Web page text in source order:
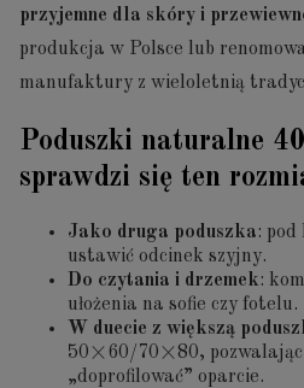
przyjemne dla skóry i
produkcja w Polsce lub
manufaktury z wieloletnią
Poduszki naturalne
sprawdzi się ten
Jako druga poduszka:
ustawić odcinek szyjny.
Do czytania i drzemek:
ułożenia na sofie czy fotelu.
W duecie z większą
50×60/70×80, pozwalając
„doprofilować” oparcie.